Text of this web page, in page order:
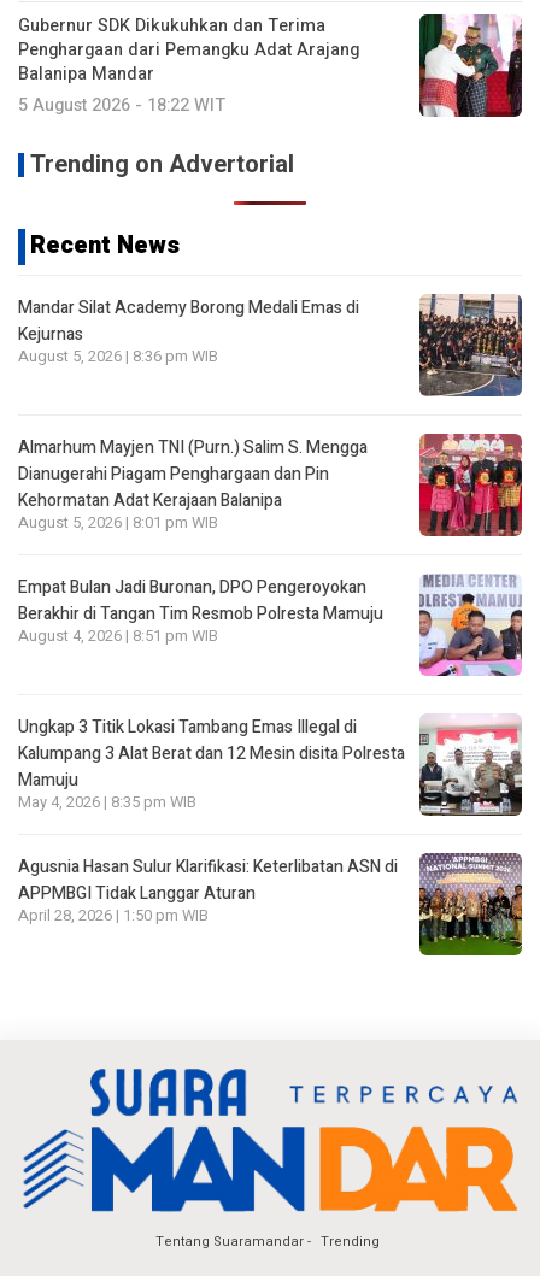
Gubernur SDK Dikukuhkan dan Terima
Penghargaan dari Pemangku Adat Arajang
Balanipa Mandar
5 August 2026 - 18:22 WIT
Trending on Advertorial
Recent News
Mandar Silat Academy Borong Medali Emas di
Kejurnas
August 5, 2026 | 8:36 pm WIB
Almarhum Mayjen TNI (Purn.) Salim S. Mengga
Dianugerahi Piagam Penghargaan dan Pin
Kehormatan Adat Kerajaan Balanipa
August 5, 2026 | 8:01 pm WIB
Empat Bulan Jadi Buronan, DPO Pengeroyokan
Berakhir di Tangan Tim Resmob Polresta Mamuju
August 4, 2026 | 8:51 pm WIB
Ungkap 3 Titik Lokasi Tambang Emas Illegal di
Kalumpang 3 Alat Berat dan 12 Mesin disita Polresta
Mamuju
May 4, 2026 | 8:35 pm WIB
Agusnia Hasan Sulur Klarifikasi: Keterlibatan ASN di
APPMBGI Tidak Langgar Aturan
April 28, 2026 | 1:50 pm WIB
Tentang Suaramandar Trending